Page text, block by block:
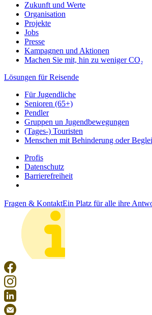
Zukunft und Werte
Organisation
Projekte
Jobs
Presse
Kampagnen und Aktionen
Machen Sie mit, hin zu weniger CO₂
Lösungen für Reisende
Für Jugendliche
Senioren (65+)
Pendler
Gruppen un Jugendbewegungen
(Tages-) Touristen
Menschen mit Behinderung oder
Profis
Datenschutz
Barrierefreiheit
Fragen & KontaktEin Platz für alle ihre